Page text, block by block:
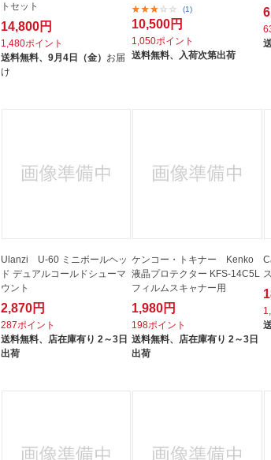
トセット
14,800円
1,480ポイント
送料無料、 9月4日（金） お届
け
(1)
10,500円
1,050ポイント
送料無料、 入荷次第出荷
Ulanzi U-60 ミニボールヘッ
ド デュアルコールドシューマ
ウント
2,870円
287ポイント
送料無料、 店在庫有り 2～3日
出荷
ケンコー・トキナー Kenko
液晶プロテクター KFS-14C5L
フィルムスキャナー用
1,980円
198ポイント
送料無料、 店在庫有り 2～3日
出荷